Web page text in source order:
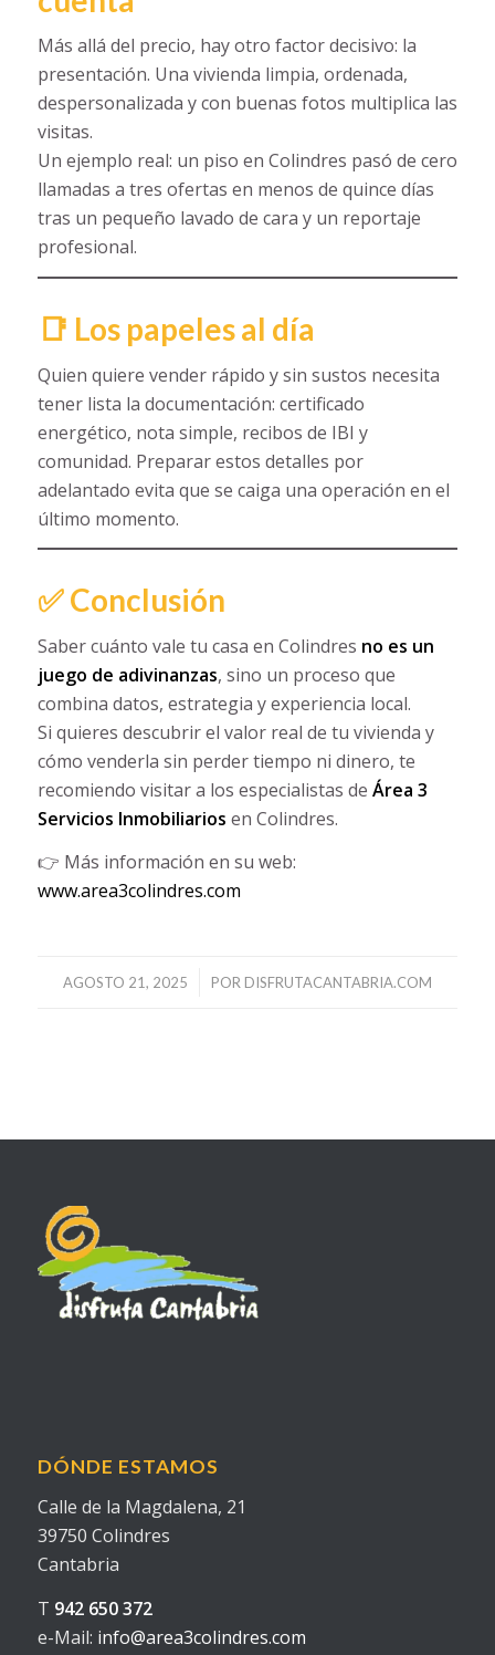
Más allá del precio, hay otro factor decisivo: la
presentación. Una vivienda limpia, ordenada,
despersonalizada y con buenas fotos multiplica las
visitas.
Un ejemplo real: un piso en Colindres pasó de cero
llamadas a tres ofertas en menos de quince días
tras un pequeño lavado de cara y un reportaje
profesional.
📑 Los papeles al día
Quien quiere vender rápido y sin sustos necesita
tener lista la documentación: certificado
energético, nota simple, recibos de IBI y
comunidad. Preparar estos detalles por
adelantado evita que se caiga una operación en el
último momento.
✅ Conclusión
Saber cuánto vale tu casa en Colindres no es un
juego de adivinanzas, sino un proceso que
combina datos, estrategia y experiencia local.
Si quieres descubrir el valor real de tu vivienda y
cómo venderla sin perder tiempo ni dinero, te
recomiendo visitar a los especialistas de Área 3
Servicios Inmobiliarios en Colindres.
👉 Más información en su web:
www.area3colindres.com
AGOSTO 21, 2025
/ POR DISFRUTACANTABRIA.COM
DÓNDE ESTAMOS
Calle de la Magdalena, 21
39750 Colindres
Cantabria
T 942 650 372
e-Mail: info@area3colindres.com